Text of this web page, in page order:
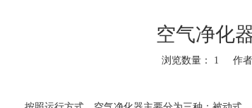
空气净化
浏览数量： 1 作者